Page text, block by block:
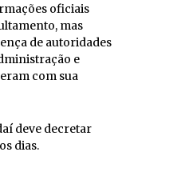
oficiais
mas
de autoridades
e
com sua
deve decretar
dias.